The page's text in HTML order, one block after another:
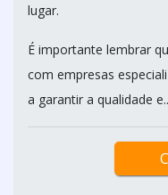
lugar.
É importante lembrar
com empresas
a garantir a qualidade